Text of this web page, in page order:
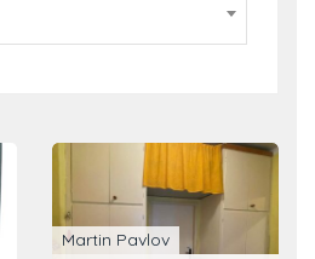
Martin Pavlov